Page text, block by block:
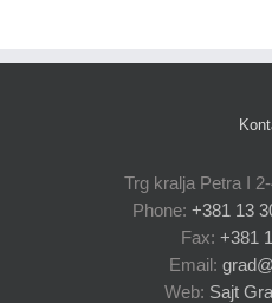
Trg kralja Petra I
Phone: +381 13
Fax: +381
Email:
Web: Sajt